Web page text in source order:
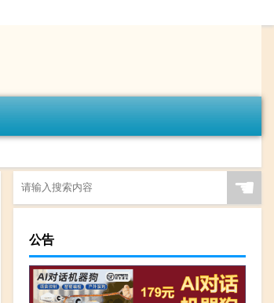
☚
公告